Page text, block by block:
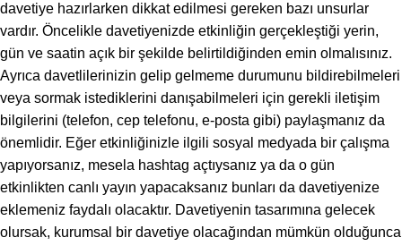
davetiye hazırlarken dikkat edilmesi gereken bazı unsurlar
vardır. Öncelikle davetiyenizde etkinliğin gerçekleştiği yerin,
gün ve saatin açık bir şekilde belirtildiğinden emin olmalısınız.
Ayrıca davetlilerinizin gelip gelmeme durumunu bildirebilmeleri
veya sormak istediklerini danışabilmeleri için gerekli iletişim
bilgilerini (telefon, cep telefonu, e-posta gibi) paylaşmanız da
önemlidir. Eğer etkinliğinizle ilgili sosyal medyada bir çalışma
yapıyorsanız, mesela hashtag açtıysanız ya da o gün
etkinlikten canlı yayın yapacaksanız bunları da davetiyenize
eklemeniz faydalı olacaktır. Davetiyenin tasarımına gelecek
olursak, kurumsal bir davetiye olacağından mümkün olduğunca